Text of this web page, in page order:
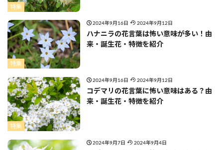
特集
特集
2024年9月16日 2024年9月12日
ハナニラの花言葉は怖い意味が多い！由
来・誕生花・特徴を紹介
特集
2024年9月16日 2024年9月12日
コデマリの花言葉に怖い意味はある？由
来・誕生花・特徴を紹介
2024年9月7日 2024年9月4日